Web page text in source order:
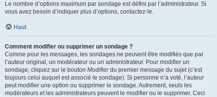
Le nombre d’options maximum par sondage est défini par l’administrateur. Si
vous avez besoin d’indiquer plus d’options, contactez-le.
Haut
Comment modifier ou supprimer un sondage ?
Comme pour les messages, les sondages ne peuvent être modifiés que par
l’auteur original, un modérateur ou un administrateur. Pour modifier un
sondage, cliquez sur le bouton Modifierdu premier message du sujet (c’est
toujours celui auquel est associé le sondage). Si personne n’a voté, l’auteur
peut modifier une option ou supprimer le sondage. Autrement, seuls les
modérateurs et les administrateurs peuvent le modifier ou le supprimer. Ceci